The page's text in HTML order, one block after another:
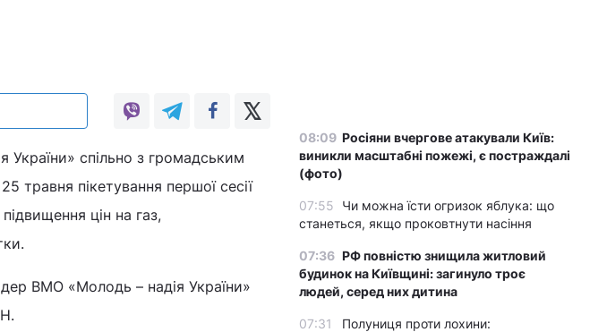
України» спільно з громадським
травня пікетування першої сесії
цін на газ,
ВМО «Молодь – надія України»
08:09 Росіяни вчергове атакували Київ:
виникли масштабні пожежі, є постраждалі
(фото)
07:55
Чи можна їсти огризок яблука: що
станеться, якщо проковтнути насіння
07:36 РФ повністю знищила житловий
будинок на Київщині: загинуло троє
людей, серед них дитина
07:31
Полуниця проти лохини: